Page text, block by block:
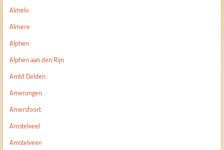
Almelo
Almere
Alphen
Alphen aan den Rijn
Ambt Delden
Amerongen
Amersfoort
Amstelveel
Amstelveen